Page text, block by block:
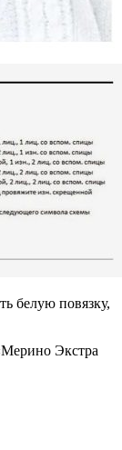
белую повязку,
Экстра